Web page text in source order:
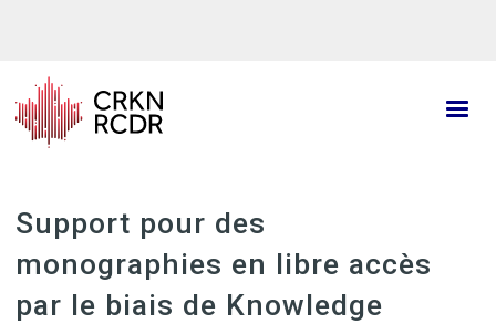
principal
Support pour des
monographies en libre accès
par le biais de Knowledge